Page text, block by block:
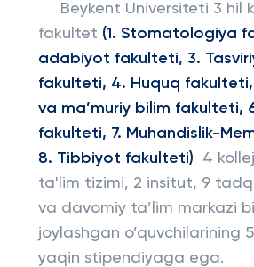
Beykent Universiteti 3 hil
fakultet (1. Stomatologiya
adabiyot fakulteti, 3.
fakulteti, 4. Huquq
va ma’muriy bilim fakulteti,
fakulteti, 7. Muhandislik-
8. Tibbiyot fakulteti) 4
ta'lim tizimi, 2 insitut, 9
va davomiy ta’lim markazi
joylashgan o’quvchilarining
yaqin stipendiyaga ega.